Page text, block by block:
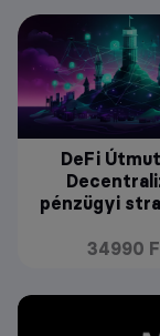
DeFi
pénzügyi
34990